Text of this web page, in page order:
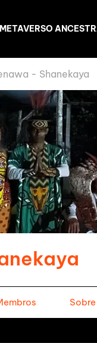
- Shanekaya
Sobre